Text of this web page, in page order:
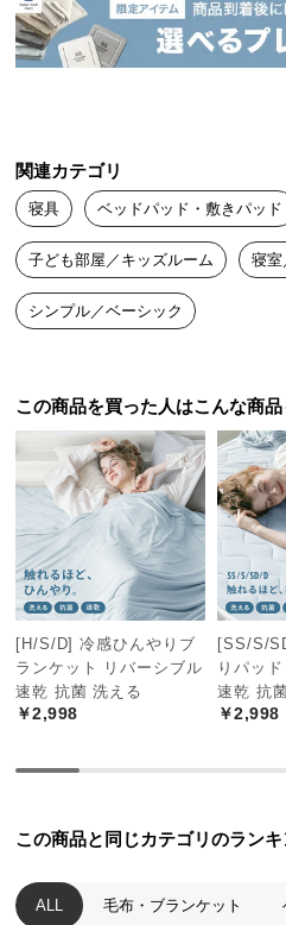
中
型
商
送
に
つ
い
て
商
品
送
に
つ
い
て
開
梱
設
サ
ビ
に
つ
関連カテゴリ
寝具 ベッドパッド・敷きパッド
子ども部屋／キッズルーム 寝室
シンプル／ベーシック
この商品を買った人はこんな商
[H/S/D] 冷感ひんやりブ
ランケット リバーシブル
速乾 抗菌 洗える
￥2,998
[SS/S/
りパッ
速乾 抗
￥2,998
この商品と同じカテゴリのラン
ALL 毛布・ブランケット